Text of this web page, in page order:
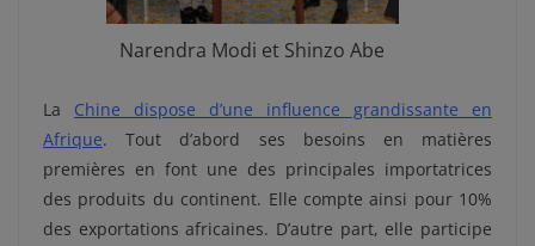
Narendra Modi et Shinzo Abe
La Chine dispose d’une influence grandissante en
Afrique. Tout d’abord ses besoins en matières
premières en font une des principales importatrices
des produits du continent. Elle compte ainsi pour 10%
des exportations africaines. D’autre part, elle participe